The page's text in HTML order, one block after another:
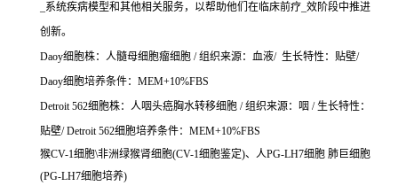
_系统疾病模型和其他相关服务，以帮助他们在临床前疗_效阶段中推进
创新。
Daoy细胞株：人髓母细胞瘤细胞 / 组织来源：血液/ 生长特性：贴壁/
Daoy细胞培养条件：MEM+10%FBS
Detroit 562细胞株：人咽头癌胸水转移细胞 / 组织来源：咽 / 生长特性：
贴壁/ Detroit 562细胞培养条件：MEM+10%FBS
猴CV-1细胞\非洲绿猴肾细胞(CV-1细胞鉴定)、人PG-LH7细胞 肺巨细胞
(PG-LH7细胞培养)